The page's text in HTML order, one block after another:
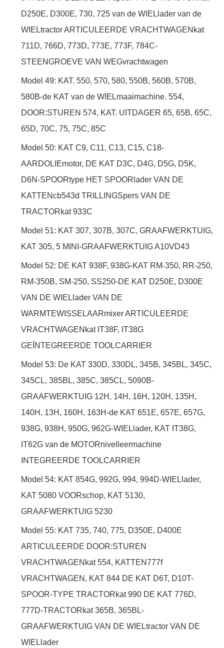
D250E, D300E, 730, 725 van de WIELlader van de
WIELtractor ARTICULEERDE VRACHTWAGENkat
711D, 766D, 773D, 773E, 773F, 784C-
STEENGROEVE VAN WEGvrachtwagen
Model 49: KAT. 550, 570, 580, 550B, 560B, 570B,
580B-de KAT van de WIELmaaimachine. 554,
DOOR:STUREN 574, KAT. UITDAGER 65, 65B, 65C,
65D, 70C, 75, 75C, 85C
Model 50: KAT C9, C11, C13, C15, C18-
AARDOLIEmotor, DE KAT D3C, D4G, D5G, D5K,
D6N-SPOORtype HET SPOORlader VAN DE
KATTENcb543d TRILLINGSpers VAN DE
TRACTORkat 933C
Model 51: KAT 307, 307B, 307C, GRAAFWERKTUIG,
KAT 305, 5 MINI-GRAAFWERKTUIG A10VD43
Model 52: DE KAT 938F, 938G-KAT RM-350, RR-250,
RM-350B, SM-250, SS250-DE KAT D250E, D300E
VAN DE WIELlader VAN DE
WARMTEWISSELAARmixer ARTICULEERDE
VRACHTWAGENkat IT38F, IT38G
GEÏNTEGREERDE TOOLCARRIER
Model 53: De KAT 330D, 330DL, 345B, 345BL, 345C,
345CL, 385BL, 385C, 385CL, 5090B-
GRAAFWERKTUIG 12H, 14H, 16H, 120H, 135H,
140H, 13H, 160H, 163H-de KAT 651E, 657E, 657G,
938G, 938H, 950G, 962G-WIELlader, KAT IT38G,
IT62G van de MOTORnivelleermachine
INTEGREERDE TOOLCARRIER
Model 54: KAT 854G, 992G, 994, 994D-WIELlader,
KAT 5080 VOORschop, KAT 5130,
GRAAFWERKTUIG 5230
Model 55: KAT 735, 740, 775, D350E, D400E
ARTICULEERDE DOOR:STUREN
VRACHTWAGENkat 554, KATTEN777f
VRACHTWAGEN, KAT 844 DE KAT D6T, D10T-
SPOOR-TYPE TRACTORkat 990 DE KAT 776D,
777D-TRACTORkat 365B, 365BL-
GRAAFWERKTUIG VAN DE WIELtractor VAN DE
WIELlader